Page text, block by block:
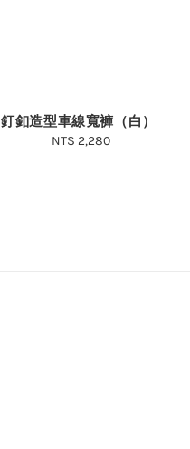
釘釦造型車線寬褲（白）
Regular
NT$ 2,280